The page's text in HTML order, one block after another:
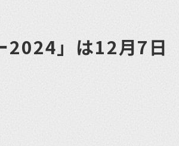
2024」は12月7日